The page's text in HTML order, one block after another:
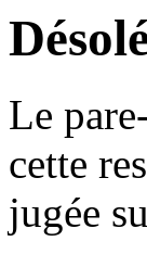
Le
cette
jugée